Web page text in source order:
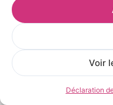
Voir
Déclaration